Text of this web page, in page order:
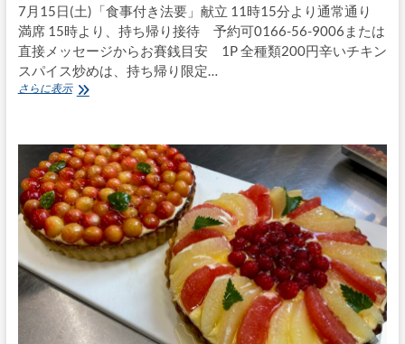
7月15日(土)「食事付き法要」献立 11時15分より通常通り
満席 15時より、持ち帰り接待 予約可0166-56-9006または
直接メッセージからお賽銭目安 1P 全種類200円辛いチキン
スパイス炒めは、持ち帰り限定…
さらに表示7
(土)